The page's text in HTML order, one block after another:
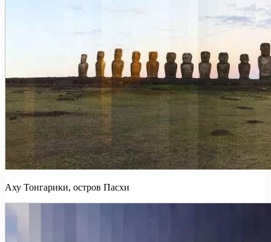
Аху Тонгарики, остров Пасхи